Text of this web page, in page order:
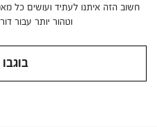
חשוב הזה איתנו לעתיד ועושים כל
וטהור יותר עבור